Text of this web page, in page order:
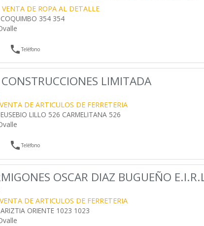
VENTA DE ROPA AL DETALLE
COQUIMBO 354 354
Teléfono
CONSTRUCCIONES LIMITADA
DE ARTICULOS DE FERRETERIA
EUSEBIO LILLO 526 CARMELITANA 526
Teléfono
OSCAR DIAZ BUGUEÑO
DE ARTICULOS DE FERRETERIA
ARIZTIA ORIENTE 1023 1023